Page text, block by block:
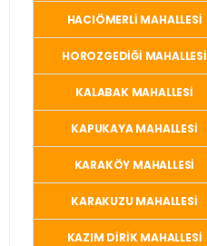
HACIÖMERLİ MAHALLESİ
HOROZGEDİĞİ MAHALLESİ
KALABAK MAHALLESİ
KAPUKAYA MAHALLESİ
KARAKÖY MAHALLESİ
KARAKUZU MAHALLESİ
KAZIM DİRİK MAHALLESİ